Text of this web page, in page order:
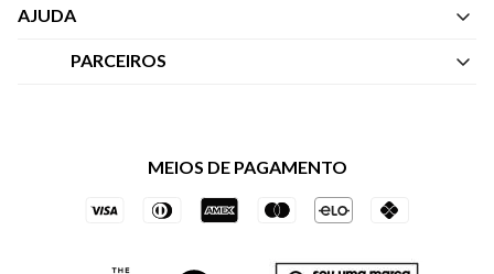
Quem Somos
AJUDA
Central de Atendimento
Trocas e Devoluções
PARCEIROS
Vai de Visa
Azul Fidelidade
MEIOS DE PAGAMENTO